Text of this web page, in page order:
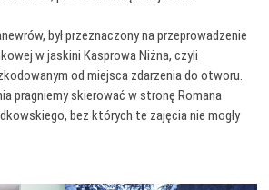
był przeznaczony na przeprowadzenie
w jaskini Kasprowa Niżna, czyli
od miejsca zdarzenia do otworu.
pragniemy skierować w stronę Romana
bez których te zajęcia nie mogły